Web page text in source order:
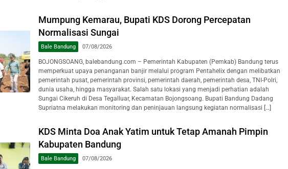
Mumpung Kemarau, Bupati KDS Dorong Percepatan
Normalisasi Sungai
Bale Bandung 07/08/2026
BOJONGSOANG, balebandung.com – Pemerintah Kabupaten (Pemkab) Bandung terus
memperkuat upaya penanganan banjir melalui program Pentahelix dengan melibatkan
pemerintah pusat, pemerintah provinsi, pemerintah daerah, pemerintah desa, TNI-Polri,
dunia usaha, hingga masyarakat. Salah satu lokasi yang menjadi perhatian adalah
Sungai Cikeruh di Desa Tegalluar, Kecamatan Bojongsoang. Bupati Bandung Dadang
Supriatna melakukan monitoring dan peninjauan langsung kegiatan normalisasi […]
KDS Minta Doa Anak Yatim untuk Tetap Amanah Pimpin
Kabupaten Bandung
Bale Bandung 07/08/2026